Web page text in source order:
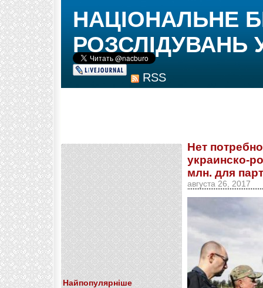
RSS
НАЦІОНАЛЬНЕ
РОЗСЛІДУВАНЬ
Найпопулярніше
Нет
украинско-
млн. для
августа 26, 2017